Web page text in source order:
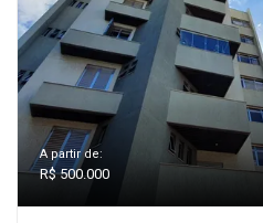
A partir de:
R$ 500.000